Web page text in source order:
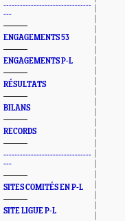
--------------------------------
---
ENGAGEMENTS 53
ENGAGEMENTS P-L
RÉSULTATS
BILANS
RECORDS
--------------------------------
---
SITES COMITÉS EN P-L
SITE LIGUE P-L